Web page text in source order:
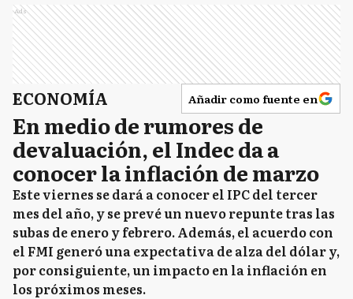
Ads
ECONOMÍA Añadir como fuente en
En medio de rumores de
devaluación, el Indec da a
conocer la inflación de marzo
Este viernes se dará a conocer el IPC del tercer
mes del año, y se prevé un nuevo repunte tras las
subas de enero y febrero. Además, el acuerdo con
el FMI generó una expectativa de alza del dólar y,
por consiguiente, un impacto en la inflación en
los próximos meses.